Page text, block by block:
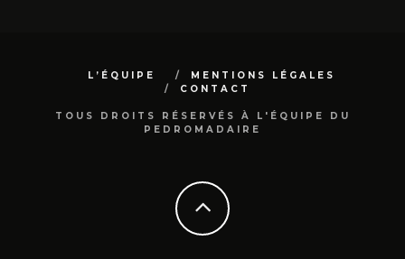
L’ÉQUIPE
MENTIONS LÉGALES
CONTACT
TOUS DROITS RÉSERVÉS À L'ÉQUIPE DU
PEDROMADAIRE